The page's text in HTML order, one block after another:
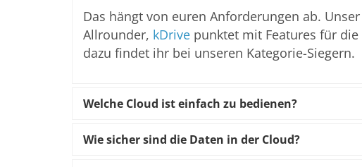
Das hängt von euren Anforderungen ab.
Allrounder, kDrive punktet mit Features für
dazu findet ihr bei unseren Kategorie-Siegern.
Welche Cloud ist einfach zu bedienen?
Wie sicher sind die Daten in der Cloud?